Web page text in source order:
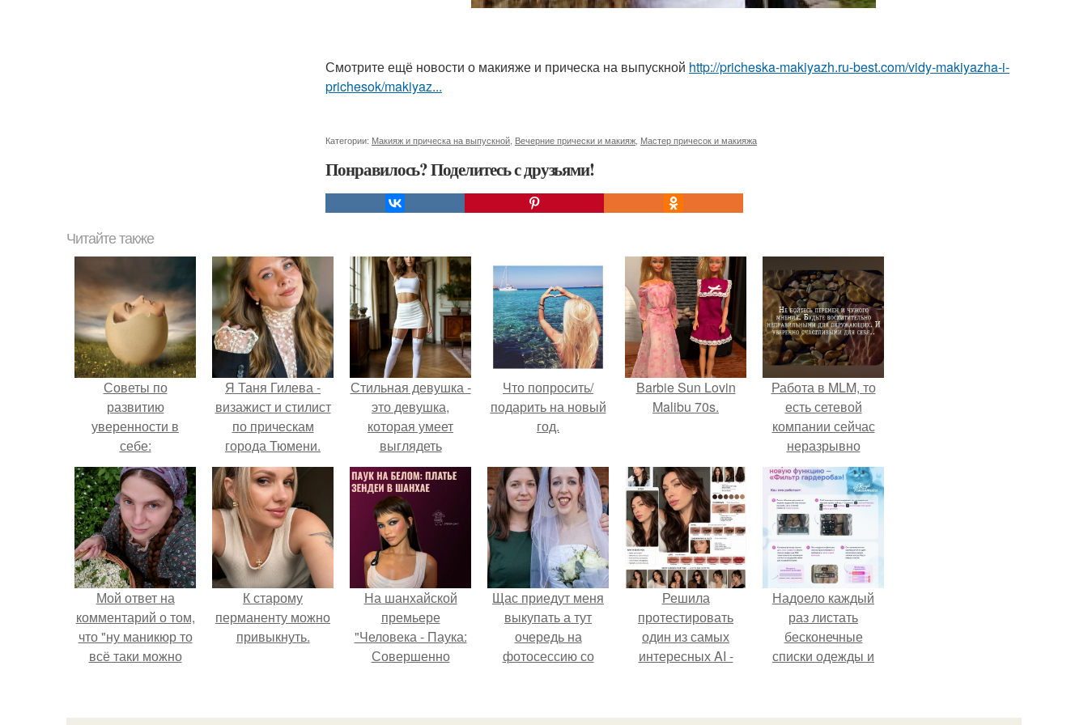
Смотрите ещё новости о макияже и прическа на выпускной http://pricheska-makiyazh.ru-best.com/vidy-makiyazha-i-
prichesok/makiyaz...
Категории: Макияж и прическа на выпускной Вечерние прически и макияж Мастер причесок и макияжа
Понравилось? Поделитесь с друзьями!
Читайте также
Советы по
развитию
уверенности в
себе:
Я Таня Гилева -
визажист и стилист
по прическам
города Тюмени.
Стильная девушка -
это девушка,
которая умеет
выглядеть
привлекательно и
элегантно в любои
ситуации.
Что попросить/
подарить на новый
год.
Barbie Sun Lovin
Malibu 70s.
Работа в MLM, то
есть сетевой
компании сейчас
неразрывно
связана с создание
своего контента,
своей страницы в
соц сетях.
Мой ответ на
комментарий о том,
что "ну маникюр то
всё таки можно
К старому
перманенту можно
привыкнуть.
На шанхайской
премьере
"Человека - Паука:
Совершенно
просто очередной
Щас приедут меня
выкупать а тут
очередь на
фотосессию со
Решила
протестировать
один из самых
интересных AI -
Надоело каждый
раз листать
бесконечные
списки одежды и
кусочкам?